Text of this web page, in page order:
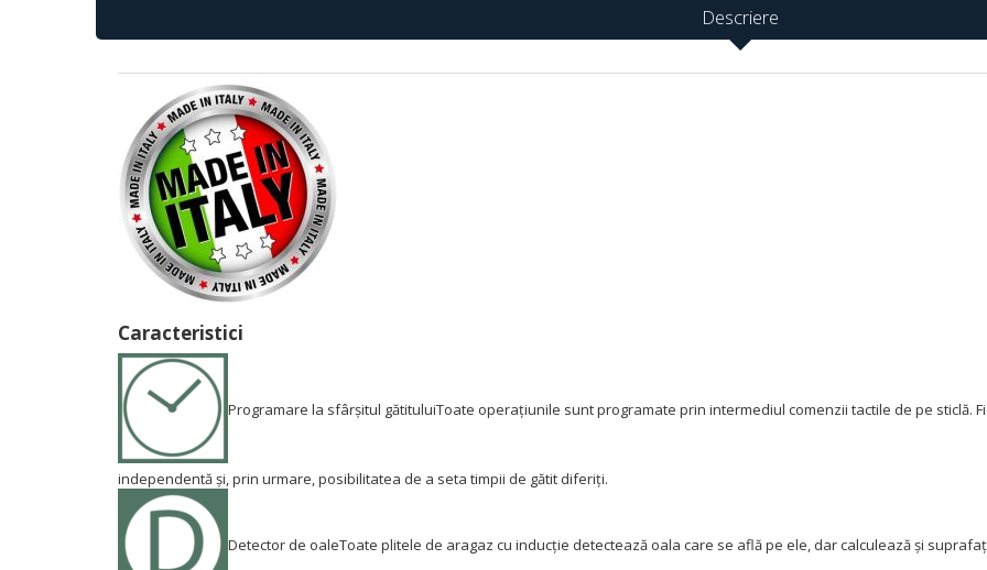
Descriere
Caracteristici
Programare la sfârșitul gătituluiToate operațiunile sunt programate prin intermediul comenzii tactile de pe sticlă.
independentă și, prin urmare, posibilitatea de a seta timpii de gătit diferiți.
Detector de oaleToate plitele de aragaz cu inducție detectează oala care se află pe ele, dar calculează și